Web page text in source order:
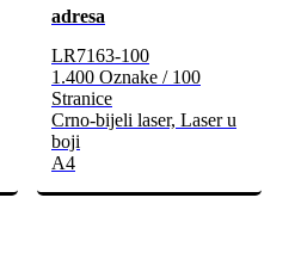
adresa
LR7163-100
1.400 Oznake / 100
Stranice
Crno-bijeli laser, Laser u
boji
A4